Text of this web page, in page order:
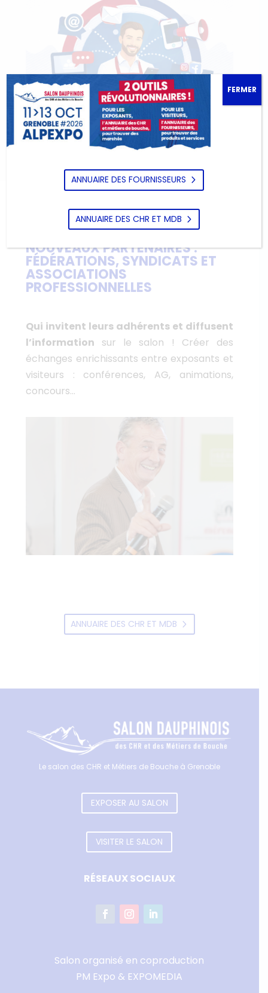
IMPLICATION DE NOMBREUX
NOUVEAUX PARTENAIRES :
FÉDÉRATIONS, SYNDICATS ET
ASSOCIATIONS
PROFESSIONNELLES
Qui invitent leurs adhérents et diffusent
l’information sur le salon ! Créer des
échanges enrichissants entre exposants et
visiteurs : conférences, AG, animations,
concours…
ANNUAIRE DES CHR ET MDB
Le salon des CHR et Métiers de Bouche à Grenoble
EXPOSER AU SALON
VISITER LE SALON
RÉSEAUX SOCIAUX
Salon organisé en coproduction
PM Expo & EXPOMEDIA
ANNUAIRE DES FOURNISSEURS
ANNUAIRE DES CHR ET MDB
FERMER